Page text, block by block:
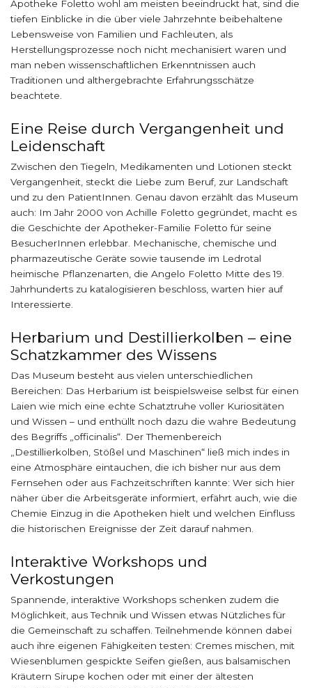
Apotheke Foletto wohl am meisten beeindruckt hat, sind die
tiefen Einblicke in die über viele Jahrzehnte beibehaltene
Lebensweise von Familien und Fachleuten, als
Herstellungsprozesse noch nicht mechanisiert waren und
man neben wissenschaftlichen Erkenntnissen auch
Traditionen und althergebrachte Erfahrungsschätze
beachtete.
Eine Reise durch Vergangenheit und
Leidenschaft
Zwischen den Tiegeln, Medikamenten und Lotionen steckt
Vergangenheit, steckt die Liebe zum Beruf, zur Landschaft
und zu den PatientInnen. Genau davon erzählt das Museum
auch: Im Jahr 2000 von Achille Foletto gegründet, macht es
die Geschichte der Apotheker-Familie Foletto für seine
BesucherInnen erlebbar. Mechanische, chemische und
pharmazeutische Geräte sowie tausende im Ledrotal
heimische Pflanzenarten, die Angelo Foletto Mitte des 19.
Jahrhunderts zu katalogisieren beschloss, warten hier auf
Interessierte.
Herbarium und Destillierkolben – eine
Schatzkammer des Wissens
Das Museum besteht aus vielen unterschiedlichen
Bereichen: Das Herbarium ist beispielsweise selbst für einen
Laien wie mich eine echte Schatztruhe voller Kuriositäten
und Wissen – und enthüllt noch dazu die wahre Bedeutung
des Begriffs „officinalis“. Der Themenbereich
„Destillierkolben, Stößel und Maschinen“ ließ mich indes in
eine Atmosphäre eintauchen, die ich bisher nur aus dem
Fernsehen oder aus Fachzeitschriften kannte: Wer sich hier
näher über die Arbeitsgeräte informiert, erfährt auch, wie die
Chemie Einzug in die Apotheken hielt und welchen Einfluss
die historischen Ereignisse der Zeit darauf nahmen.
Interaktive Workshops und
Verkostungen
Spannende, interaktive Workshops schenken zudem die
Möglichkeit, aus Technik und Wissen etwas Nützliches für
die Gemeinschaft zu schaffen. Teilnehmende können dabei
auch ihre eigenen Fähigkeiten testen: Cremes mischen, mit
Wiesenblumen gespickte Seifen gießen, aus balsamischen
Kräutern Sirupe kochen oder mit einer der ältesten